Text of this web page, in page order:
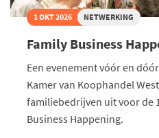
1 OKT 2026 NETWERKING
Family Business
Een evenement vóór en
Kamer van Koophandel
familiebedrijven uit voor de
Business Happening.